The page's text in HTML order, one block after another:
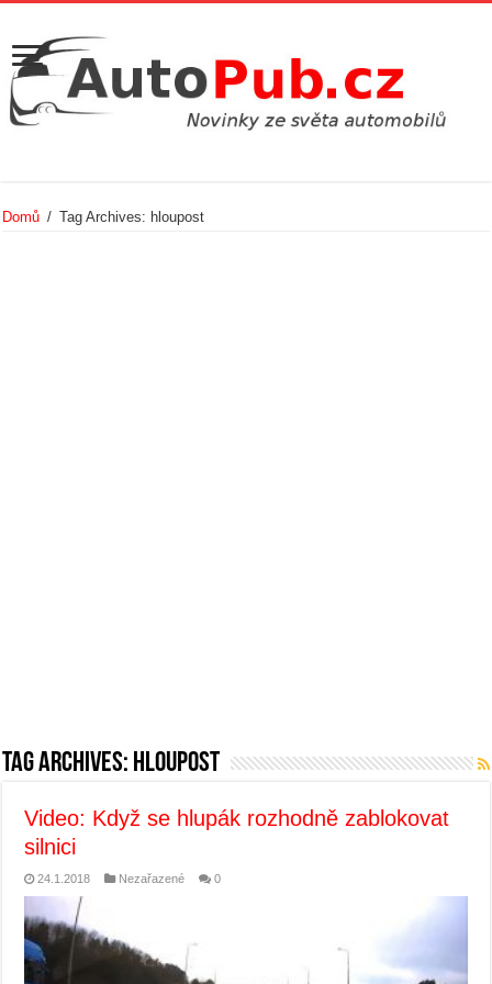
Domů / Tag Archives: hloupost
Tag Archives: hloupost
Video: Když se hlupák rozhodně zablokovat
silnici
24.1.2018 Nezařazené 0